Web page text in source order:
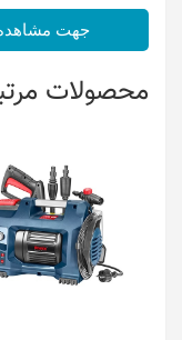
جهت
محصولات